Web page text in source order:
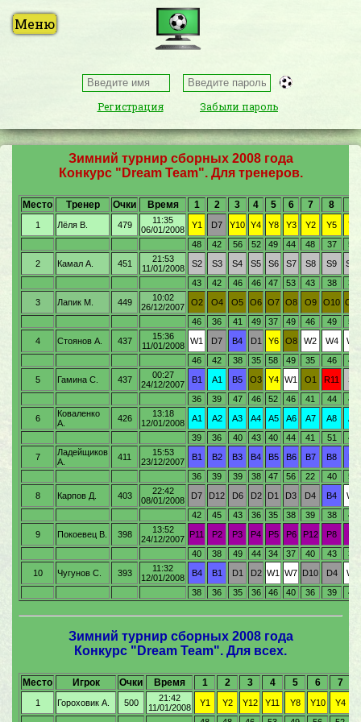
Регистрация Забыли пароль